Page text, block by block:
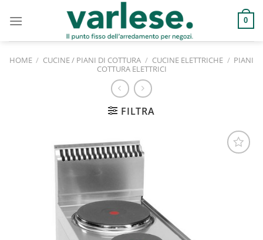
0
HOME / CUCINE / PIANI DI COTTURA / CUCINE ELETTRICHE / PIANI
COTTURA ELETTRICI
FILTRA